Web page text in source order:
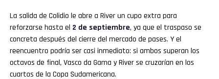
La salida de Colidio le abre a River un cupo extra para
reforzarse hasta el 2 de septiembre, ya que el traspaso se
concreta después del cierre del mercado de pases. Y el
reencuentro podría ser casi inmediato: si ambos superan los
octavos de final, Vasco da Gama y River se cruzarían en los
cuartos de la Copa Sudamericana.